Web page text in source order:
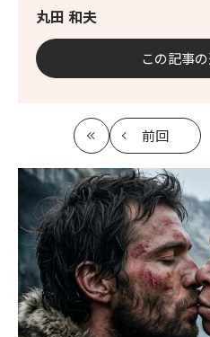
丸田 和夫
この記事
最
初
前回
記
事
へ